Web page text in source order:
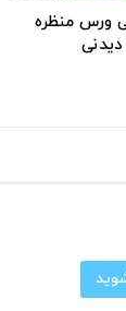
ورس منظره
دیدنی